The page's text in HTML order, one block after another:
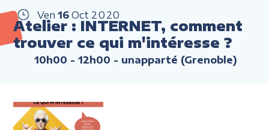
Ven 16 Oct 2020
Atelier : INTERNET, comment
trouver ce qui m'intéresse ?
10h00 - 12h00 - unapparté (Grenoble)